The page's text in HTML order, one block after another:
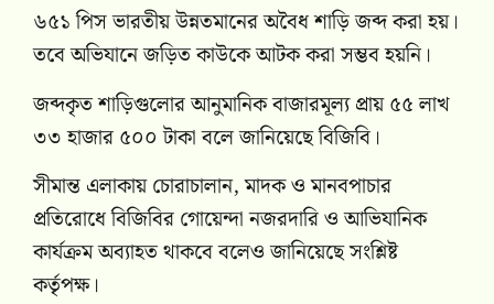
৬৫১ পিস ভারতীয় উন্নতমানের অবৈধ শাড়ি জব্দ করা হয়।
তবে অভিযানে জড়িত কাউকে আটক করা সম্ভব হয়নি।
জব্দকৃত শাড়িগুলোর আনুমানিক বাজারমূল্য প্রায় ৫৫ লাখ
৩৩ হাজার ৫০০ টাকা বলে জানিয়েছে বিজিবি।
সীমান্ত এলাকায় চোরাচালান, মাদক ও মানবপাচার
প্রতিরোধে বিজিবির গোয়েন্দা নজরদারি ও আভিযানিক
কার্যক্রম অব্যাহত থাকবে বলেও জানিয়েছে সংশ্লিষ্ট
কর্তৃপক্ষ।